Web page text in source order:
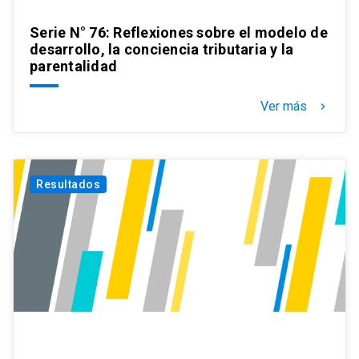
Serie N° 76: Reflexiones sobre el modelo de
desarrollo, la conciencia tributaria y la
parentalidad
Ver más keyboard_arrow_right
Resultados